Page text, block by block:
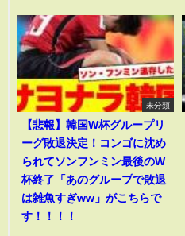
未分類
【悲報】韓国W杯グループリ
ーグ敗退決定！コンゴに沈め
られてソンフンミン最後のW
杯終了「あのグループで敗退
は雑魚すぎww」がこちらで
す！！！！